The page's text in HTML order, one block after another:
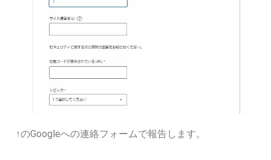
↑のGoogleへの連絡フォームで報告します。